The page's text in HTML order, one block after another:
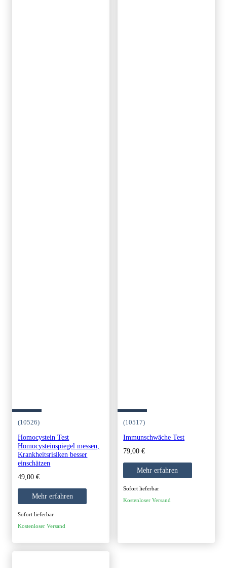
(10526)
Homocystein Test
Homocysteinspiegel messen,
Krankheitsrisiken besser
einschätzen
49,00€
Mehr erfahren
Sofort lieferbar
Kostenloser Versand
(10517)
Immunschwäche Test
79,00€
Mehr erfahren
Sofort lieferbar
Kostenloser Versand